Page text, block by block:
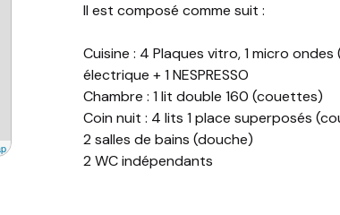
Il est composé comme suit :
Cuisine : 4 Plaques vitro, 1 micro ondes
électrique + 1 NESPRESSO
Chambre : 1 lit double 160 (couettes)
Coin nuit : 4 lits 1 place superposés
2 salles de bains (douche)
2 WC indépendants